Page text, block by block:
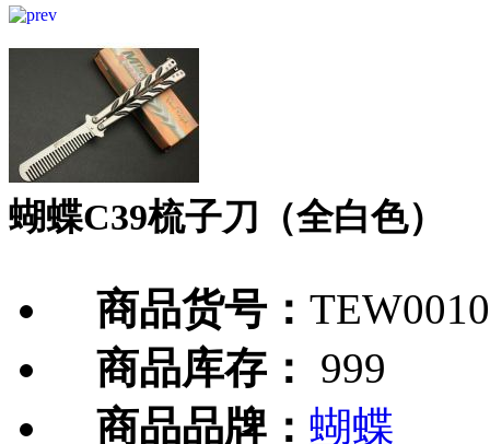
蝴蝶C39梳子刀（全白色）
商品货号：
商品库存：
999
商品品牌： 蝴蝶